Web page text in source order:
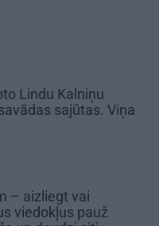
Lindu Kalniņu
sajūtas. Viņa
– aizliegt vai
viedokļus pauž